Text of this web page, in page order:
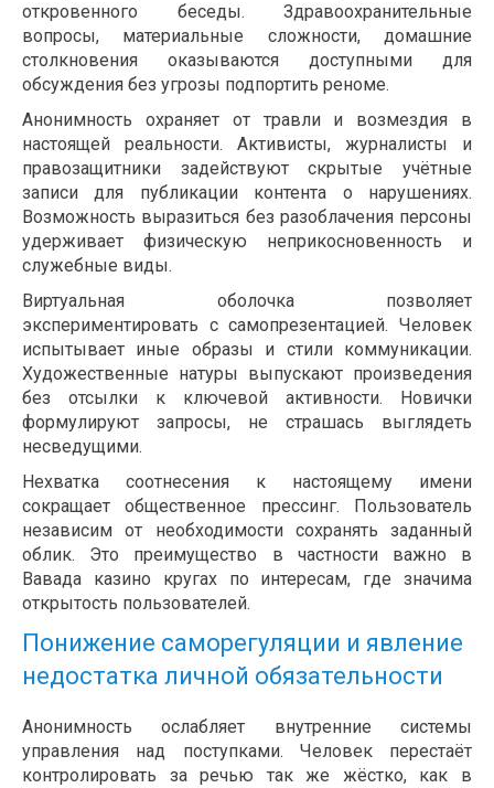
откровенного беседы. Здравоохранительные
вопросы, материальные сложности, домашние
столкновения оказываются доступными для
обсуждения без угрозы подпортить реноме.
Анонимность охраняет от травли и возмездия в
настоящей реальности. Активисты, журналисты и
правозащитники задействуют скрытые учётные
записи для публикации контента о нарушениях.
Возможность выразиться без разоблачения персоны
удерживает физическую неприкосновенность и
служебные виды.
Виртуальная оболочка позволяет
экспериментировать с самопрезентацией. Человек
испытывает иные образы и стили коммуникации.
Художественные натуры выпускают произведения
без отсылки к ключевой активности. Новички
формулируют запросы, не страшась выглядеть
несведущими.
Нехватка соотнесения к настоящему имени
сокращает общественное прессинг. Пользователь
независим от необходимости сохранять заданный
облик. Это преимущество в частности важно в
Вавада казино кругах по интересам, где значима
открытость пользователей.
Понижение саморегуляции и явление
недостатка личной обязательности
Анонимность ослабляет внутренние системы
управления над поступками. Человек перестаёт
контролировать за речью так же жёстко, как в